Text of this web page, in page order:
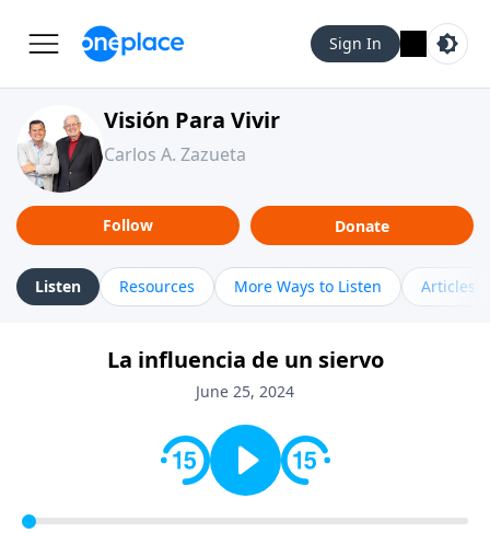
Sign In
Visión Para Vivir
Carlos A. Zazueta
Follow Donate
Listen Resources More Ways to Listen Articles
La influencia de un siervo
June 25, 2024